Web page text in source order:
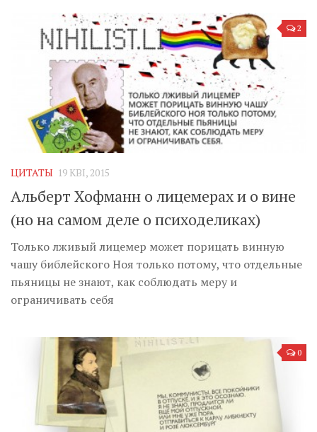
2
ЦИТАТЫ 19 КВІ, 2015
Альберт Хофманн о лицемерах и о вине
(но на самом деле о психоделиках)
Только лживый лицемер может порицать винную
чашу библейского Ноя только потому, что отдельные
пьяницы не знают, как соблюдать меру и
ограничивать себя
0